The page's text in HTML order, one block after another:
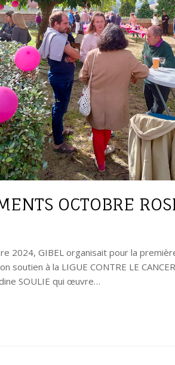
OCTOBRE
2024, GIBEL organisait pour la
soutien à la LIGUE CONTRE LE
SOULIE qui œuvre…